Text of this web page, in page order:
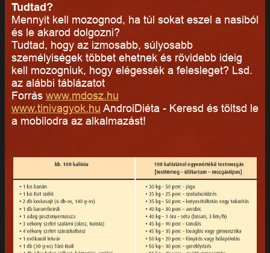
Tudtad?
Mennyit kell mozognod, ha túl sokat eszel a nasiból
és le akarod dolgozni?
Tudtad, hogy az izmosabb, súlyosabb
személyiségek többet ehetnek és rövidebb ideig
kell mozogniuk, hogy elégessék a felesleget? Lsd.
az alábbi táblázatot
Forrás www.mdosz.hu
www.tinivagyok.hu AndroiDiéta - Keresd és töltsd le
a mobilodra az alkalmazást!